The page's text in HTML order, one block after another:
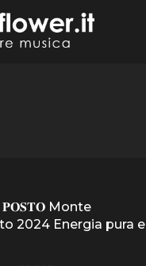
Monte
2024 Energia pura e